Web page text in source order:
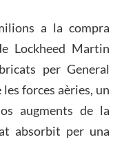
a la compra
Lockheed Martin
per General
forces aèries, un
augments de la
absorbit per una